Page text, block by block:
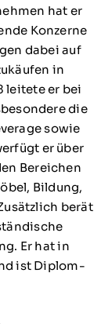
hat er
Konzerne
dabei auf
in
leitete er bei
die
sowie
er über
Bereichen
Bildung,
berät
Er hat in
ist Diplom-